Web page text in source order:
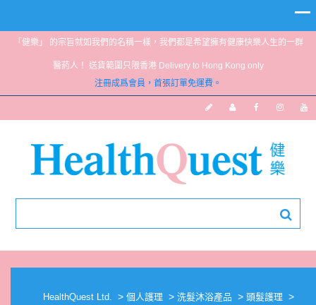
「健樂」 的宗旨就如我們的名稱一樣，我們都是希望擁有健康快樂人生的一群
醫葯人！ 送貨範圍只限香港 Delivery to Hong Kong only
注冊成爲會員，首張訂單免運費。
ENHANCING SHAMPOO
HealthQuest Ltd. > 個人護理 > 洗髮沐浴產品 > 頭髮護理 >